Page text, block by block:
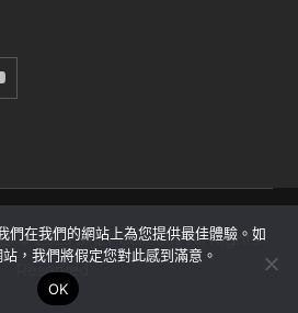
© 2025 SALT Collectiv All Rights
Reserved
們在我們的網站上為您提供最佳體驗。如
，我們將假定您對此感到滿意。
OK